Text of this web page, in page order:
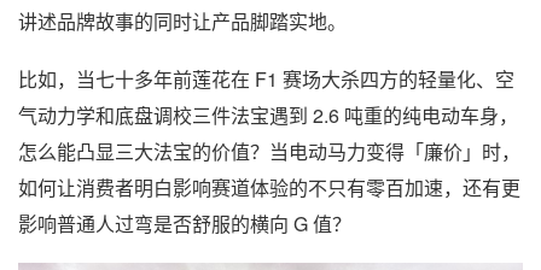
讲述品牌故事的同时让产品脚踏实地。
比如，当七十多年前莲花在 F1 赛场大杀四方的轻量化、空
气动力学和底盘调校三件法宝遇到 2.6 吨重的纯电动车身，
怎么能凸显三大法宝的价值？当电动马力变得「廉价」时，
如何让消费者明白影响赛道体验的不只有零百加速，还有更
影响普通人过弯是否舒服的横向 G 值？